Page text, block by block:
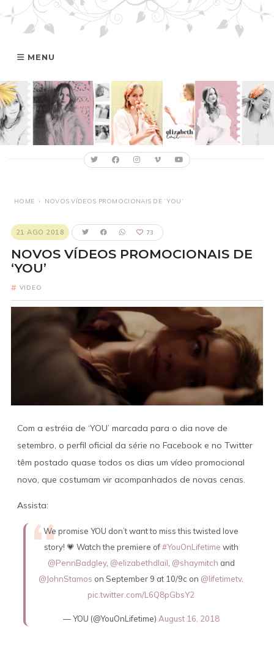
MENU
HOME
GALERIA
ONLINE
HOME › NOVOS VÍDEOS PROMOCIONAIS DE ‘YOU’
21 AGO 2018 73
NOVOS VÍDEOS PROMOCIONAIS DE
‘YOU’
VIDEO
Com a estréia de ‘YOU’ marcada para o dia nove de
setembro, o perfil oficial da série no Facebook e no Twitter
têm postado quase todos os dias um vídeo promocional
novo, que costumam vir acompanhados de novas cenas.
Assista:
We promise YOU don’t want to miss this twisted love
story! 💗 Watch the premiere of#YouOnLifetime with
@PennBadgley, @elizabethdlail, @shaymitch and
@JohnStamos on September 9 at 10/9c on @lifetimetv.
pic.twitter.com/L6Q8pGbsY2
— YOU (@YouOnLifetime) August 16, 2018